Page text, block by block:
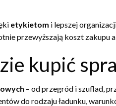
etykietom i lepszej
przewyższają koszt zakupu
kupić
– od przegród i szuflad,
do rodzaju ładunku,